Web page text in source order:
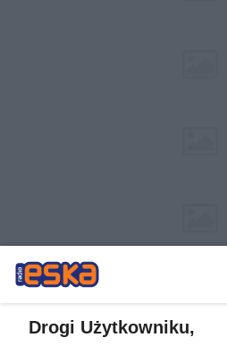
Drogi Użytkowniku,